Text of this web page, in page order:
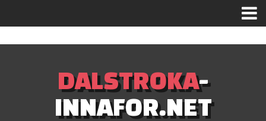
DALSTROKA-
INNAFOR.NET